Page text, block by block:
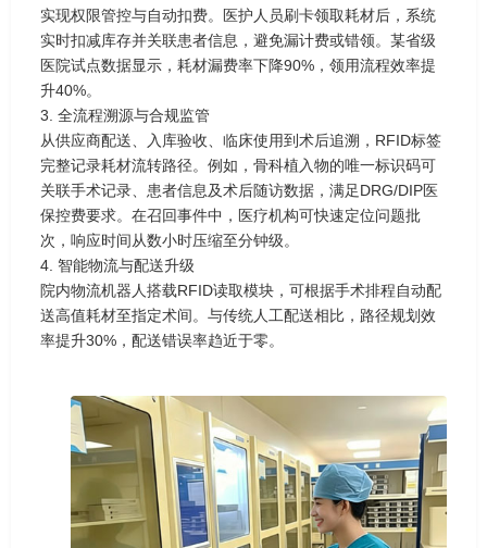
实现权限管控与自动扣费。医护人员刷卡领取耗材后，系统
实时扣减库存并关联患者信息，避免漏计费或错领。某省级
医院试点数据显示，耗材漏费率下降90%，领用流程效率提
升40%。
3. 全流程溯源与合规监管
从供应商配送、入库验收、临床使用到术后追溯，RFID标签
完整记录耗材流转路径。例如，骨科植入物的唯一标识码可
关联手术记录、患者信息及术后随访数据，满足DRG/DIP医
保控费要求。在召回事件中，医疗机构可快速定位问题批
次，响应时间从数小时压缩至分钟级。
4. 智能物流与配送升级
院内物流机器人搭载RFID读取模块，可根据手术排程自动配
送高值耗材至指定术间。与传统人工配送相比，路径规划效
率提升30%，配送错误率趋近于零。